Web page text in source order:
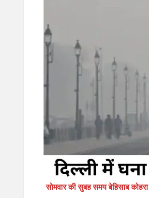
सोमवार की सुबह समय बेहिसाब कोहरा